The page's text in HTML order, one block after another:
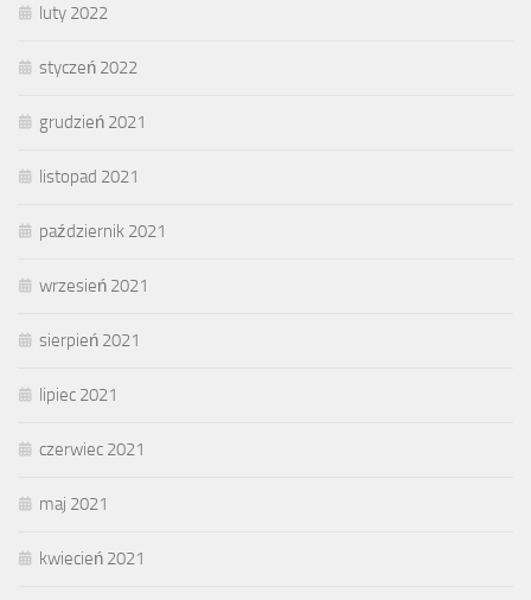
luty 2022
styczeń 2022
grudzień 2021
listopad 2021
październik 2021
wrzesień 2021
sierpień 2021
lipiec 2021
czerwiec 2021
maj 2021
kwiecień 2021